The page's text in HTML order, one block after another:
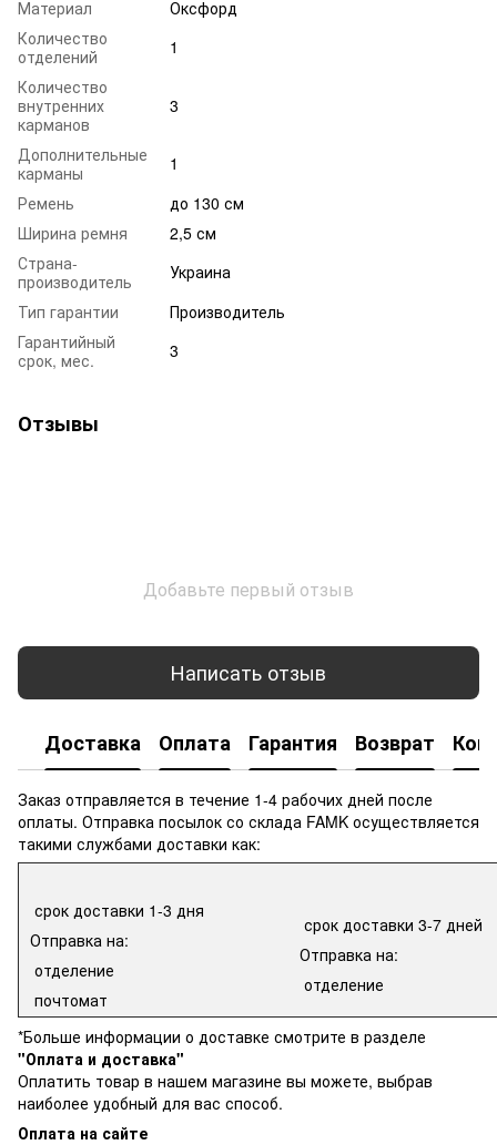
Материал
Оксфорд
Количество
отделений
1
Количество
внутренних
карманов
3
Дополнительные
карманы
1
Ремень
до 130 см
Ширина ремня
2,5 см
Страна-
производитель
Украина
Тип гарантии
Производитель
Гарантийный
срок, мес.
3
Отзывы
Добавьте первый отзыв
Написать отзыв
Доставка Оплата Гарантия Возврат
Заказ отправляется в течение 1-4 рабочих дней после
оплаты. Отправка посылок со склада FAMK осуществляется
такими службами доставки как:
срок доставки 1-3 дня
Отправка на:
отделение
почтомат
срок доставки 3-7 дней
Отправка на:
отделение
*Больше информации о доставке смотрите в разделе
"Оплата и доставка"
Оплатить товар в нашем магазине вы можете, выбрав
наиболее удобный для вас способ.
Оплата на сайте